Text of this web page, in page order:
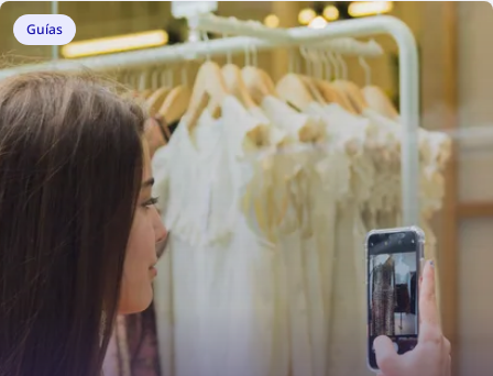
plataformas de verificación de inquilinos.
Guías